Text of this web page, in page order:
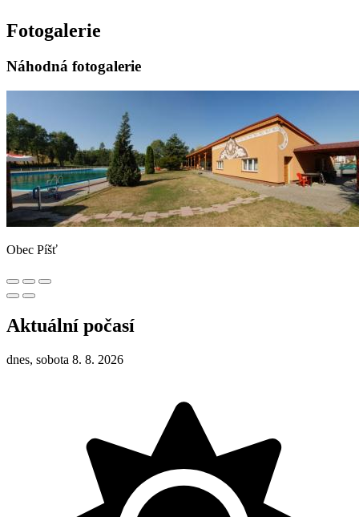
Fotogalerie
Náhodná fotogalerie
Obec Píšť
Aktuální počasí
dnes, sobota 8. 8. 2026